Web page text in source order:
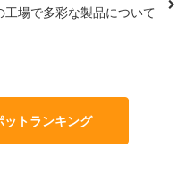
工場で多彩な製品について
トランキング